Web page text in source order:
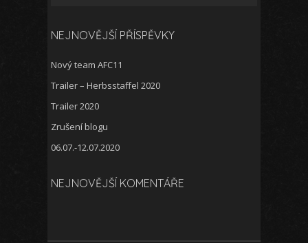
NEJNOVĚJŠÍ PŘÍSPĚVKY
Nový team AFC11
Trailer – Herbsstaffel 2020
Trailer 2020
Zrušení blogu
06.07.-12.07.2020
NEJNOVĚJŠÍ KOMENTÁŘE